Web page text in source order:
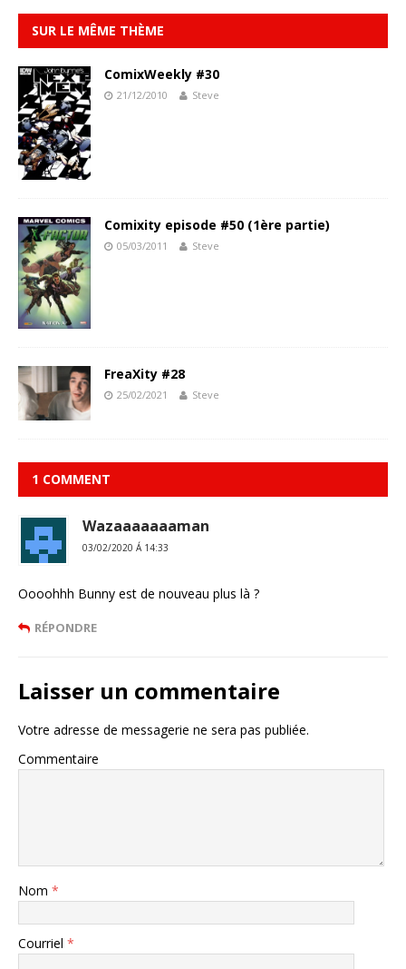
SUR LE MÊME THÈME
ComixWeekly #30
21/12/2010 Steve
Comixity episode #50 (1ère partie)
05/03/2011 Steve
FreaXity #28
25/02/2021 Steve
1 COMMENT
Wazaaaaaaaman
03/02/2020 Á 14:33
Oooohhh Bunny est de nouveau plus là ?
RÉPONDRE
Laisser un commentaire
Votre adresse de messagerie ne sera pas publiée.
Commentaire
Nom *
Courriel *